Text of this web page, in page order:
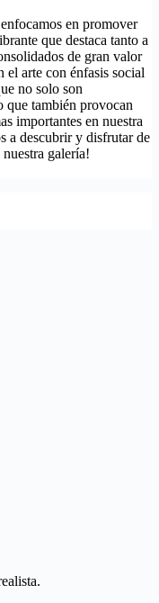
en promover
que destaca tanto a
de gran valor
el arte con énfasis social
no solo son
que también provocan
importantes en nuestra
a descubrir y disfrutar de
galería!